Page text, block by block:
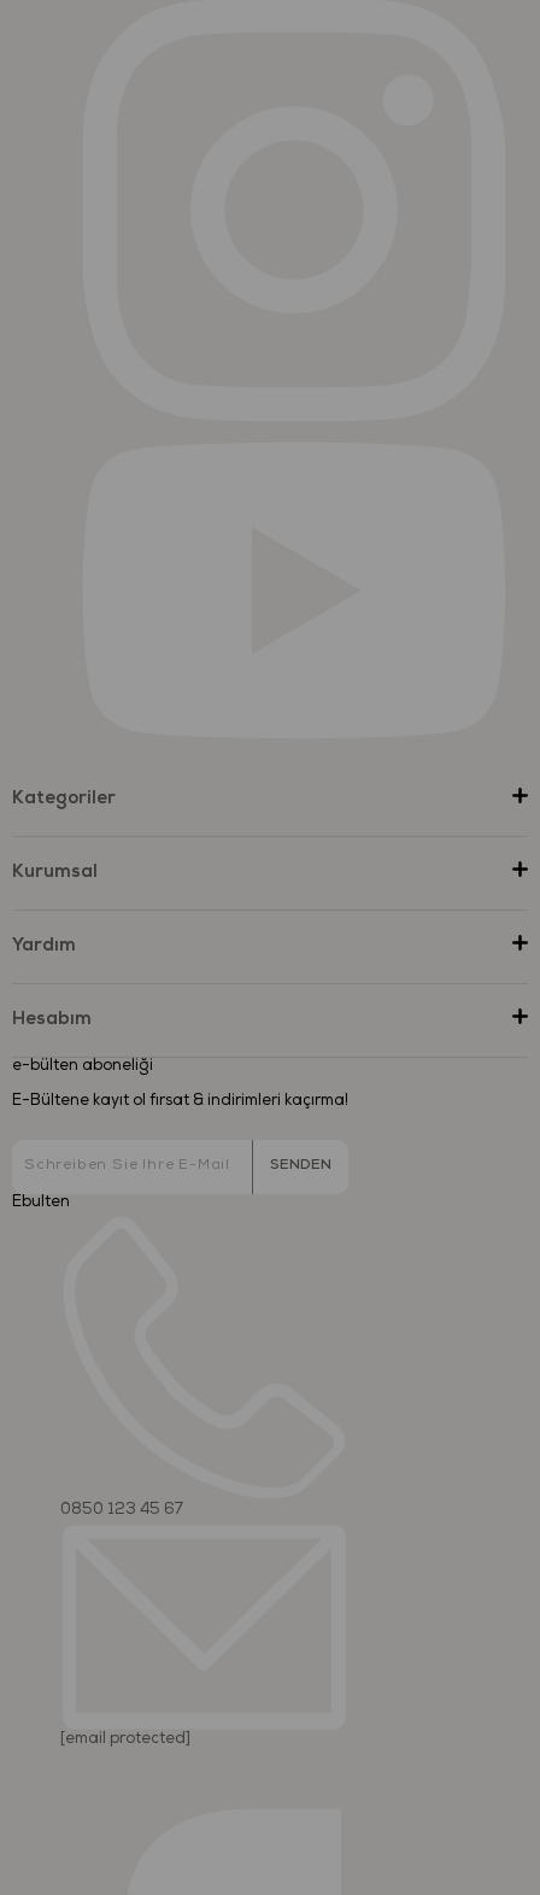
Kategoriler
Kurumsal
Yardım
Hesabım
e-bülten aboneliği
E-Bültene kayıt ol fırsat & indirimleri kaçırma!
SENDEN
Ebulten
0850 123 45 67
[email protected]